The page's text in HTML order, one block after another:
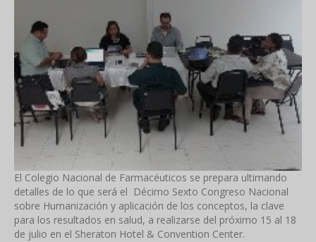
El Colegio Nacional de Farmacéuticos se prepara ultimando
detalles de lo que será el Décimo Sexto Congreso Nacional
sobre Humanización y aplicación de los conceptos, la clave
para los resultados en salud, a realizarse del próximo 15 al 18
de julio en el Sheraton Hotel & Convention Center.